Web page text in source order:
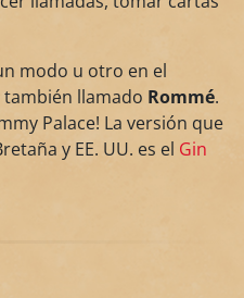
modo u otro en el
llamado Rommé.
Palace! La versión que
y EE. UU. es el Gin